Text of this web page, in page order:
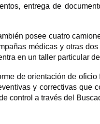
entrega de
posee cuatro
médicas y otras
en un taller particular
de orientación de
y correctivas que
control a través del